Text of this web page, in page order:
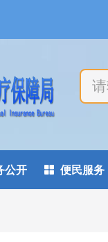
公开  便民服务